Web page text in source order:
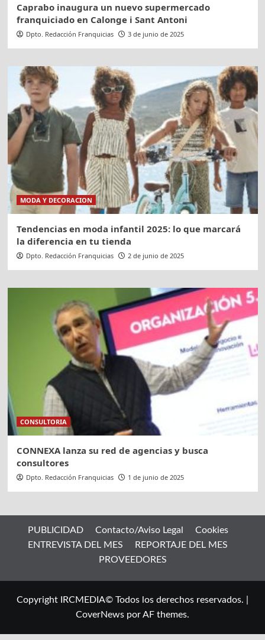
Caprabo inaugura un nuevo supermercado
franquiciado en Calonge i Sant Antoni
Dpto. Redacción Franquicias 3 de junio de 2025
MODA Y DECORACION
Tendencias en moda infantil 2025: lo que marcará
la diferencia en tu tienda
Dpto. Redacción Franquicias 2 de junio de 2025
CONSULTORIA
CONNEXA lanza su red de agencias y busca
consultores
Dpto. Redacción Franquicias 1 de junio de 2025
PUBLICIDAD Contacto/Aviso Legal
Cookies
ENTREVISTA DEL MES
REPORTAJE DEL MES
PROVEEDORES
Copyright IRCMEDIA© Todos los derechos reservados.
CoverNews por AF themes.